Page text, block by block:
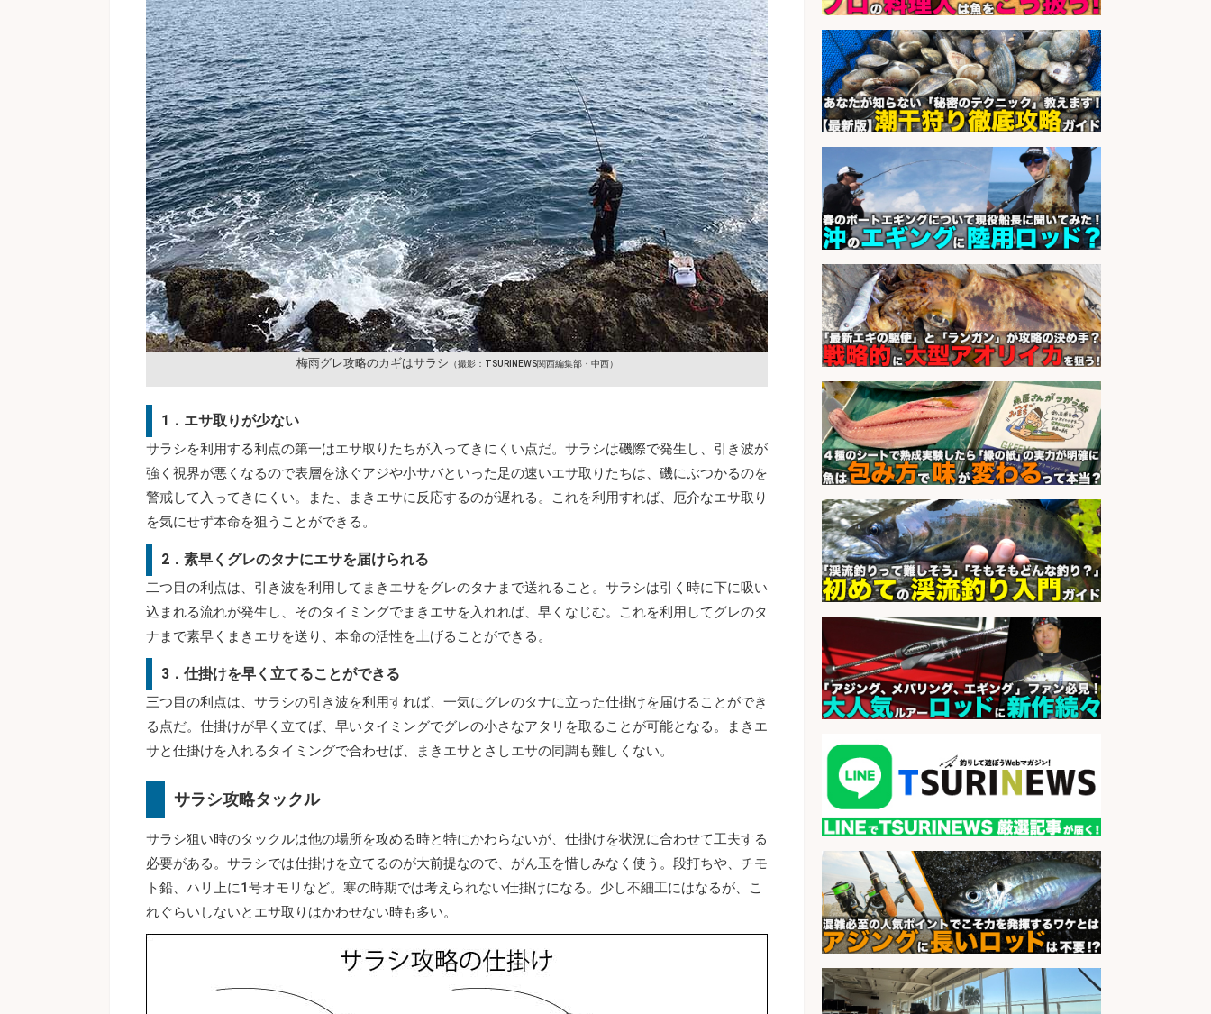
梅雨グレ攻略のカギはサラシ （撮影：TSURINEWS関西編集部・中西）
1．エサ取りが少ない
サラシを利用する利点の第一はエサ取りたちが入ってきにくい点だ。サラシは磯際で発生し、引き波が
強く視界が悪くなるので表層を泳ぐアジや小サバといった足の速いエサ取りたちは、磯にぶつかるのを
警戒して入ってきにくい。また、まきエサに反応するのが遅れる。これを利用すれば、厄介なエサ取り
を気にせず本命を狙うことができる。
2．素早くグレのタナにエサを届けられる
二つ目の利点は、引き波を利用してまきエサをグレのタナまで送れること。サラシは引く時に下に吸い
込まれる流れが発生し、そのタイミングでまきエサを入れれば、早くなじむ。これを利用してグレのタ
ナまで素早くまきエサを送り、本命の活性を上げることができる。
3．仕掛けを早く立てることができる
三つ目の利点は、サラシの引き波を利用すれば、一気にグレのタナに立った仕掛けを届けることができ
る点だ。仕掛けが早く立てば、早いタイミングでグレの小さなアタリを取ることが可能となる。まきエ
サと仕掛けを入れるタイミングで合わせば、まきエサとさしエサの同調も難しくない。
サラシ攻略タックル
サラシ狙い時のタックルは他の場所を攻める時と特にかわらないが、仕掛けを状況に合わせて工夫する
必要がある。サラシでは仕掛けを立てるのが大前提なので、がん玉を惜しみなく使う。段打ちや、チモ
ト鉛、ハリ上に1号オモリなど。寒の時期では考えられない仕掛けになる。少し不細工にはなるが、こ
れぐらいしないとエサ取りはかわせない時も多い。